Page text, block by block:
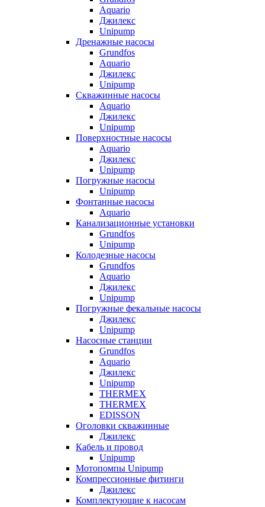
Aquario
Джилекс
Unipump
Дренажные насосы
Grundfos
Aquario
Джилекс
Unipump
Скважинные насосы
Aquario
Джилекс
Unipump
Поверхностные насосы
Aquario
Джилекс
Unipump
Погружные насосы
Unipump
Фонтанные насосы
Aquario
Канализационные установки
Grundfos
Unipump
Колодезные насосы
Grundfos
Aquario
Джилекс
Unipump
Погружные фекальные насосы
Джилекс
Unipump
Насосные станции
Grundfos
Aquario
Джилекс
Unipump
THERMEX
THERMEX
EDISSON
Оголовки скважинные
Джилекс
Кабель и провод
Unipump
Мотопомпы Unipump
Компрессионные фитинги
Джилекс
Комплектующие к насосам